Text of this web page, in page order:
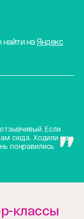
найти наЯндекс
Если
сюда. Ходили на
понравились
классы